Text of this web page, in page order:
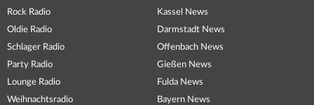
Rock Radio
Oldie Radio
Schlager Radio
Party Radio
Lounge Radio
Weihnachtsradio
Kassel News
Darmstadt News
Offenbach News
Gießen News
Fulda News
Bayern News